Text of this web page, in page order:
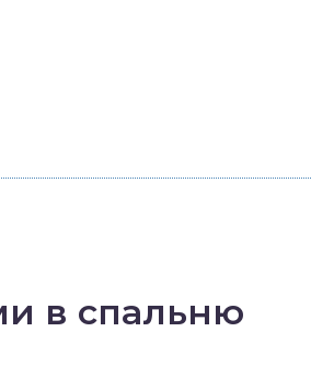
в спальню